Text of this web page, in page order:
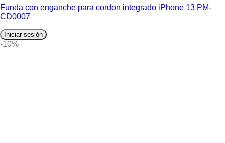
Funda con enganche para cordon integrado iPhone 13 PM-
CD0007
Iniciar sesión
-10%